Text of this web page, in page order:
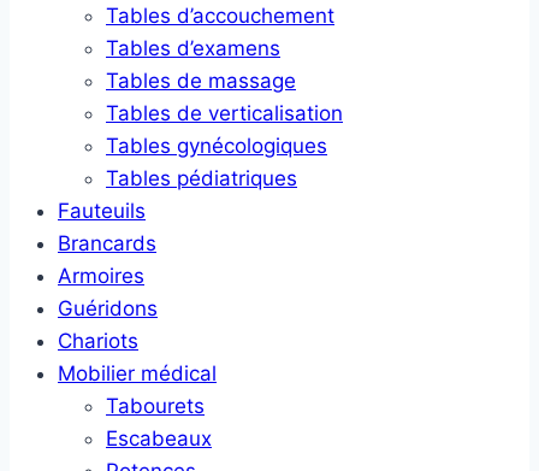
Tables d’accouchement
Tables d’examens
Tables de massage
Tables de verticalisation
Tables gynécologiques
Tables pédiatriques
Fauteuils
Brancards
Armoires
Guéridons
Chariots
Mobilier médical
Tabourets
Escabeaux